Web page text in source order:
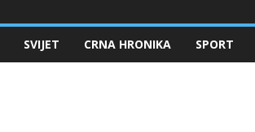
SVIJET CRNA HRONIKA SPORT